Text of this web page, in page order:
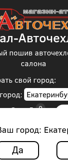
свой город:
город:
Да
пошив
салона
чехлов / Audi
жаккард